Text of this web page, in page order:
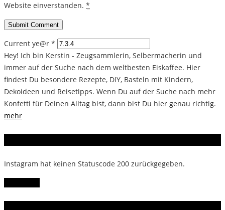
Website einverstanden. *
Current ye@r *
Hey! Ich bin Kerstin - Zeugsammlerin, Selbermacherin und
immer auf der Suche nach dem weltbesten Eiskaffee. Hier
findest Du besondere Rezepte, DIY, Basteln mit Kindern,
Dekoideen und Reisetipps. Wenn Du auf der Suche nach mehr
Konfetti für Deinen Alltag bist, dann bist Du hier genau richtig.
mehr
Instagram hat keinen Statuscode 200 zurückgegeben.